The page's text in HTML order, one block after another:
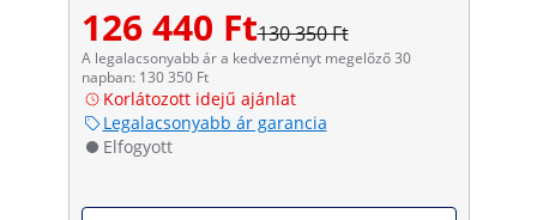
126 440 Ft130 350 Ft
A legalacsonyabb ár a kedvezményt megelőző 30
napban: 130 350 Ft
Korlátozott idejű ajánlat
Legalacsonyabb ár garancia
Elfogyott